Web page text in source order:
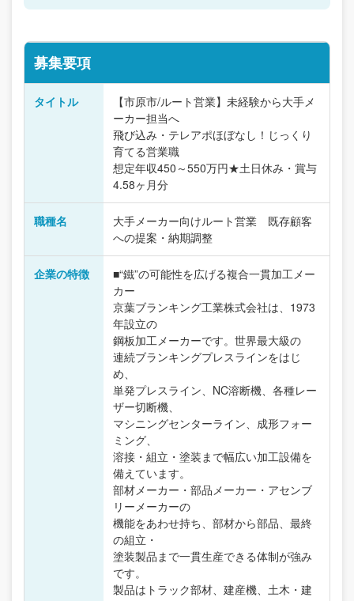
募集要項
タイトル
【市原市/ルート営業】未経験から大手メ
ーカー担当へ
飛び込み・テレアポほぼなし！じっくり
育てる営業職
想定年収450～550万円★土日休み・賞与
4.58ヶ月分
職種名
大手メーカー向けルート営業 既存顧客
への提案・納期調整
企業の特徴
■“鐵”の可能性を広げる複合一貫加工メー
カー
京葉ブランキング工業株式会社は、1973
年設立の
鋼板加工メーカーです。世界最大級の
連続ブランキングプレスラインをはじ
め、
単発プレスライン、NC溶断機、各種レー
ザー切断機、
マシニングセンターライン、成形フォー
ミング、
溶接・組立・塗装まで幅広い加工設備を
備えています。
部材メーカー・部品メーカー・アセンブ
リーメーカーの
機能をあわせ持ち、部材から部品、最終
の組立・
塗装製品まで一貫生産できる体制が強み
です。
製品はトラック部材、建産機、土木・建